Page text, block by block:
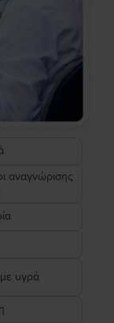
αναγνώρισης
υγρά